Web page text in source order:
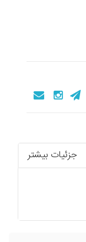
جزئیات بیشتر